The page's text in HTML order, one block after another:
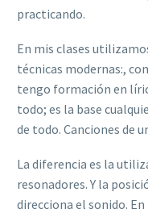
practicando.
En mis clases
técnicas modernas:,
tengo formación en
todo; es la base
de todo. Canciones de
La diferencia es la
resonadores. Y la
direcciona el sonido.